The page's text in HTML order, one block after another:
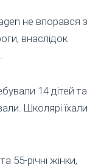
не впорався з
внаслідок
14 дітей та
Школярі їхали
55-річні жінки,